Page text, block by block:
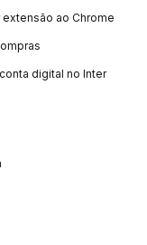
extensão ao Chrome
digital no Inter